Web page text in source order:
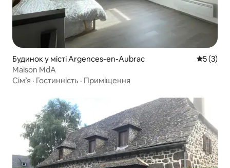
Будинок у місті Argences-en-Aubrac Середня
5 (3)
Maison MdA
Сім’я · Гостинність · Приміщення